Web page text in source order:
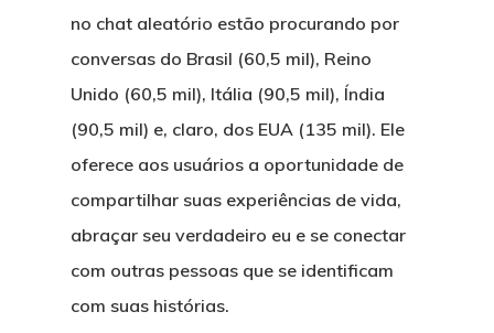
no chat aleatório estão procurando por
conversas do Brasil (60,5 mil), Reino
Unido (60,5 mil), Itália (90,5 mil), Índia
(90,5 mil) e, claro, dos EUA (135 mil). Ele
oferece aos usuários a oportunidade de
compartilhar suas experiências de vida,
abraçar seu verdadeiro eu e se conectar
com outras pessoas que se identificam
com suas histórias.